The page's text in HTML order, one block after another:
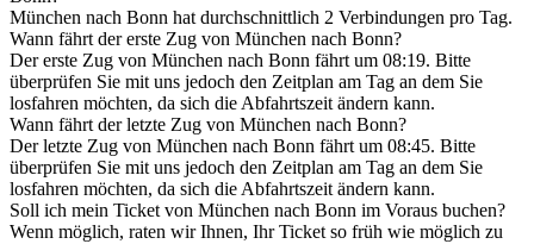
München nach Bonn hat durchschnittlich 2 Verbindungen pro Tag.
Wann fährt der erste Zug von München nach Bonn?
Der erste Zug von München nach Bonn fährt um 08:19. Bitte
überprüfen Sie mit uns jedoch den Zeitplan am Tag an dem Sie
losfahren möchten, da sich die Abfahrtszeit ändern kann.
Wann fährt der letzte Zug von München nach Bonn?
Der letzte Zug von München nach Bonn fährt um 08:45. Bitte
überprüfen Sie mit uns jedoch den Zeitplan am Tag an dem Sie
losfahren möchten, da sich die Abfahrtszeit ändern kann.
Soll ich mein Ticket von München nach Bonn im Voraus buchen?
Wenn möglich, raten wir Ihnen, Ihr Ticket so früh wie möglich zu